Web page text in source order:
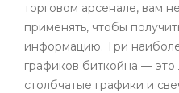
торговом арсенале, вам
применять, чтобы
информацию. Три
графиков биткойна —
столбчатые графики и